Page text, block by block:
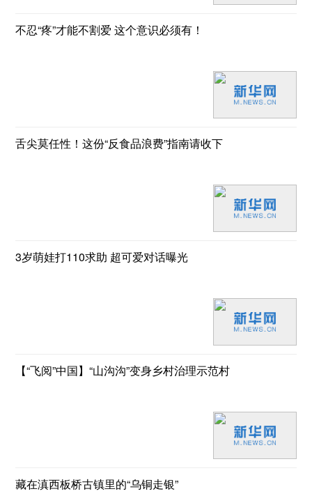
不忍“疼”才能不割爱 这个意识必须有！
舌尖莫任性！这份“反食品浪费”指南请收下
3岁萌娃打110求助 超可爱对话曝光
【“飞阅”中国】“山沟沟”变身乡村治理示范村
藏在滇西板桥古镇里的“乌铜走银”